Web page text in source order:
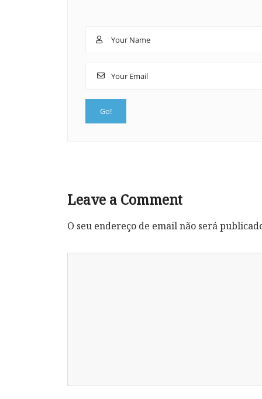
Leave a Comment
O seu endereço de email não será